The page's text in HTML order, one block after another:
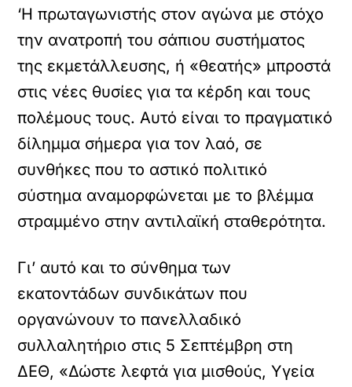
‘Η πρωταγωνιστής στον αγώνα με στόχο
την ανατροπή του σάπιου συστήματος
της εκμετάλλευσης, ή «θεατής» μπροστά
στις νέες θυσίες για τα κέρδη και τους
πολέμους τους. Αυτό είναι το πραγματικό
δίλημμα σήμερα για τον λαό, σε
συνθήκες που το αστικό πολιτικό
σύστημα αναμορφώνεται με το βλέμμα
στραμμένο στην αντιλαϊκή σταθερότητα.
Γι’ αυτό και το σύνθημα των
εκατοντάδων συνδικάτων που
οργανώνουν το πανελλαδικό
συλλαλητήριο στις 5 Σεπτέμβρη στη
ΔΕΘ, «Δώστε λεφτά για μισθούς, Υγεία